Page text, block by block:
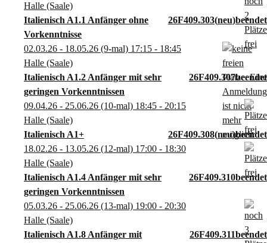
Halle (Saale)
Italienisch A1.1 Anfänger ohne
Vorkenntnisse
26F409.303 neu
02.03.26 - 18.05.26 (9-mal) 17:15 - 18:45
Halle (Saale)
Italienisch A1.2 Anfänger mit sehr
geringen Vorkenntnissen
26F409.307
09.04.26 - 25.06.26 (10-mal) 18:45 - 20:15
Halle (Saale)
Italienisch A1+
26F409.308 neu
18.02.26 - 13.05.26 (12-mal) 17:00 - 18:30
Halle (Saale)
Italienisch A1.4 Anfänger mit sehr
geringen Vorkenntnissen
26F409.310
05.03.26 - 25.06.26 (13-mal) 19:00 - 20:30
Halle (Saale)
Italienisch A1.8 Anfänger mit
26F409.311